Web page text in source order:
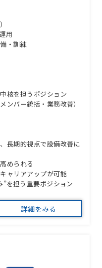
用
・訓練
核を担うポジション
ンバー統括・業務改善）
長期的視点で設備改善に
められる
ャリアアップが可能
”を担う重要ポジション
詳細をみる